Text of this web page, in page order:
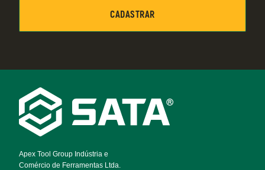
Footer
Navigation
Apex Tool Group Indústria e
Comércio de Ferramentas Ltda.